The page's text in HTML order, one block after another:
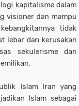
kapitalisme dalam
visioner dan mampu
tidak
lebar dan kerusakan
sekulerisme dan
Islam Iran yang
Islam sebagai